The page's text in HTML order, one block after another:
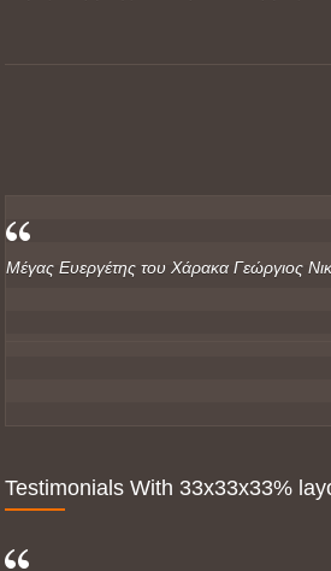
Μέγας Ευεργέτης του Χάρακα Γεώργιος
Testimonials With 33x33x33%